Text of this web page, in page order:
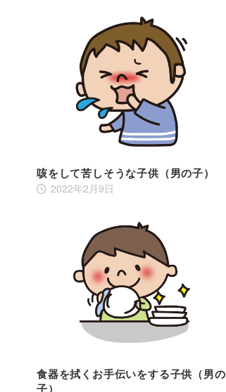
咳をして苦しそうな子供（男の子）
2022年2月9日
食器を拭くお手伝いをする子供（男の
子）